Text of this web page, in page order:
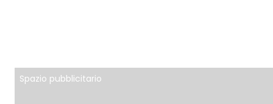
Spazio pubblicitario